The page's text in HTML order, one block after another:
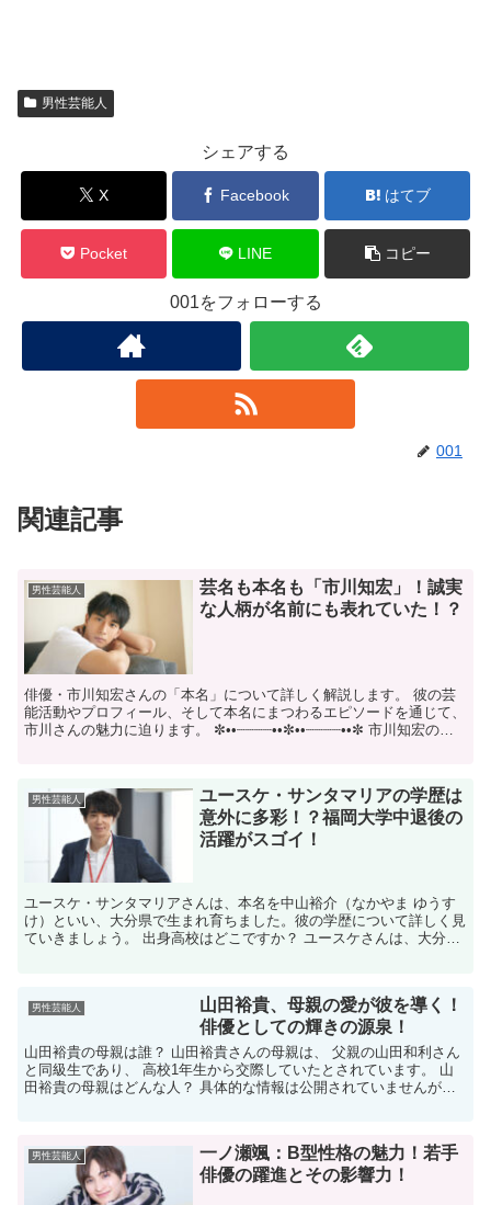
男性芸能人
シェアする
X Facebook はてブ
Pocket LINE コピー
001をフォローする
001
関連記事
男性芸能人
芸名も本名も「市川知宏」！誠実
な人柄が名前にも表れていた！？
俳優・市川知宏さんの「本名」について詳しく解説します。 ​彼の芸
能活動やプロフィール、そして本名にまつわるエピソードを通じて、
市川さんの魅力に迫ります。 ​✼••┈┈┈┈••✼••┈┈┈┈••✼ 市川知宏の本
男性芸能人
ユースケ・サンタマリアの学歴は
意外に多彩！？福岡大学中退後の
活躍がスゴイ！
ユースケ・サンタマリアさんは、本名を中山裕介（なかやま ゆうす
け）といい、大分県で生まれ育ちました。彼の学歴について詳しく見
ていきましょう。 出身高校はどこですか？ ユースケさんは、大分県
男性芸能人
山田裕貴、母親の愛が彼を導く！
俳優としての輝きの源泉！
山田裕貴の母親は誰？ 山田裕貴さんの母親は、 父親の山田和利さん
と同級生であり、 高校1年生から交際していたとされています。 山
田裕貴の母親はどんな人？ 具体的な情報は公開されていませんが、
男性芸能人
一ノ瀬颯：B型性格の魅力！若手
俳優の躍進とその影響力！